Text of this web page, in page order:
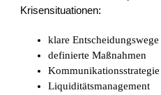
Krisensituationen:
klare Entscheidungswege
definierte Maßnahmen
Kommunikationsstrategie
Liquiditätsmanagement